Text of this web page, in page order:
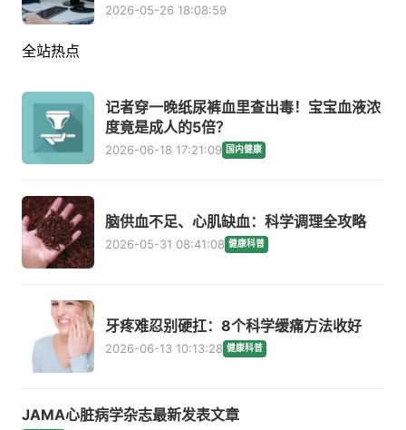
2026-05-26 18:08:59
全站热点
记者穿一晚纸尿裤血里查出毒！宝宝血液浓
度竟是成人的5倍？
2026-06-18 17:21:09 国内健康
脑供血不足、心肌缺血：科学调理全攻略
2026-05-31 08:41:08 健康科普
牙疼难忍别硬扛：8个科学缓痛方法收好
2026-06-13 10:13:28 健康科普
JAMA心脏病学杂志最新发表文章